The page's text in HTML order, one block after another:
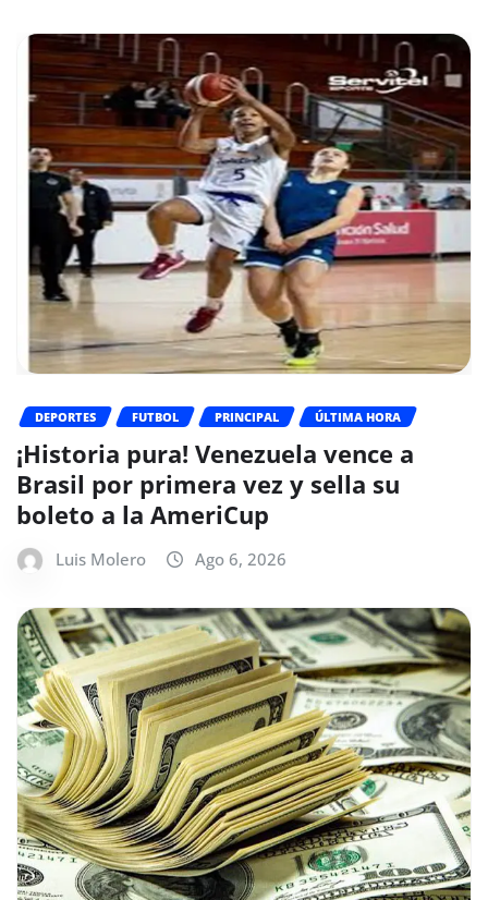
DEPORTES FUTBOL PRINCIPAL ÚLTIMA HORA
¡Historia pura! Venezuela vence a
Brasil por primera vez y sella su
boleto a la AmeriCup
Luis Molero Ago 6, 2026